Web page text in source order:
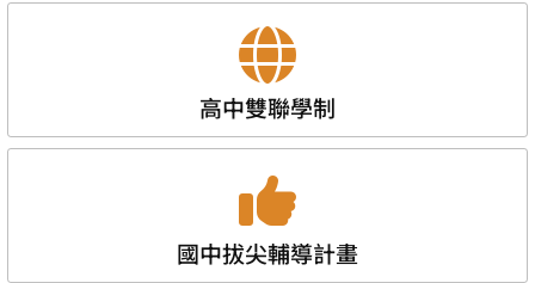
高中雙聯學制
國中拔尖輔導計畫